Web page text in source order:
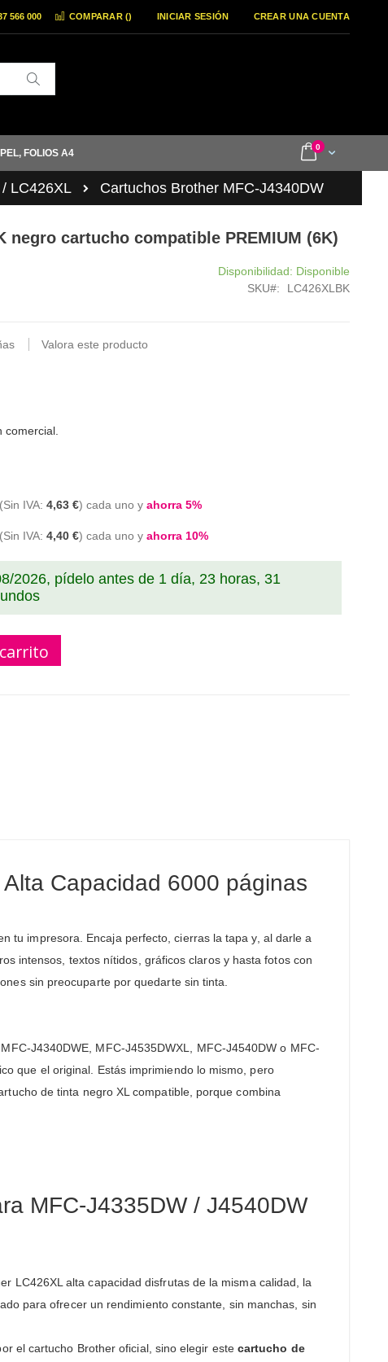
COMPARAR () INICIAR SESIÓN CREAR UNA CUENTA
566 000
Cart
0items
FOLIOS A4
LC426XL Cartuchos Brother MFC-J4340DW
negro cartucho compatible PREMIUM (6K)
Disponibilidad: Disponible
SKU
LC426XLBK
Valora este producto
comercial.
4,63 € cada uno y ahorra 5%
4,40 € cada uno y ahorra 10%
2026, pídelo antes de 1 día, 23 horas, 31
Capacidad 6000 páginas
tu impresora. Encaja perfecto, cierras la tapa y, al darle a
intensos, textos nítidos, gráficos claros y hasta fotos con
sin preocuparte por quedarte sin tinta.
J4340DWE, MFC-J4535DWXL, MFC-J4540DW o MFC-
que el original. Estás imprimiendo lo mismo, pero
de tinta negro XL compatible, porque combina
MFC-J4335DW / J4540DW
LC426XL alta capacidad disfrutas de la misma calidad, la
para ofrecer un rendimiento constante, sin manchas, sin
el cartucho Brother oficial, sino elegir este cartucho de